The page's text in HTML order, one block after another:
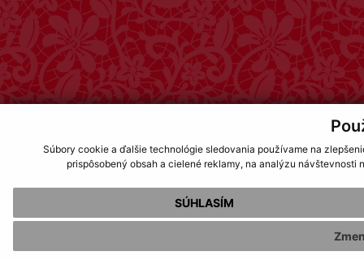
Súbory cookie a ďalšie technológie sledovania používame na
prispôsobený obsah a cielené reklamy, na analýzu
SÚHLASÍM